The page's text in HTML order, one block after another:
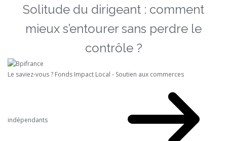
Solitude du dirigeant : comment
mieux s’entourer sans perdre le
contrôle ?
Le saviez-vous ? Fonds Impact Local - Soutien aux commerces
indépendants